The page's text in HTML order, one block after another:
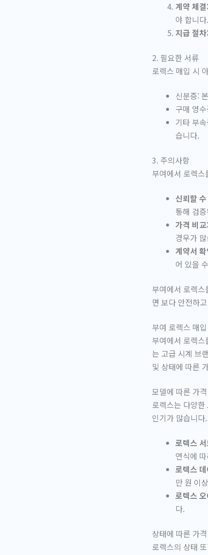
계약 체결:
야 합니다.
지급 절차:
2. 필요한 서류
로렉스 매입 시
신분증:
구매 영
기타 부
습니다.
3. 주의사항
부여에서 로렉
신뢰할
통해 검
가격 비교:
경우가
계약서
어 있을
부여에서 로렉
면 보다 안전하
부여 로렉스 매
부여에서 로렉
는 고급 시계 브
및 상태에 따른
모델에 따른 가
로렉스는 다양
인기가 많습니
로렉스
연식에
로렉스
만 원 이
로렉스
다.
상태에 따른 가
로렉스의 상태